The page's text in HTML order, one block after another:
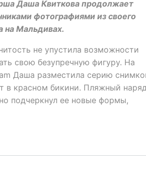
Даша Квиткова продолжает
фотографиями из своего
на Мальдивах.
не упустила возможности
свою безупречную фигуру. На
Даша разместила серию
в красном бикини. Пляжный
подчеркнул ее новые формы,